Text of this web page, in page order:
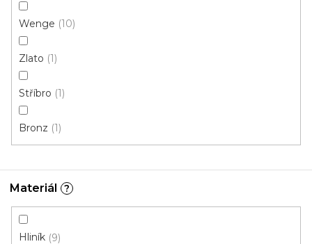
Wenge 10
Zlato 1
Stříbro 1
Bronz 1
Materiál ?
Hliník 9
Afrezie Borovice (sosna) bílá